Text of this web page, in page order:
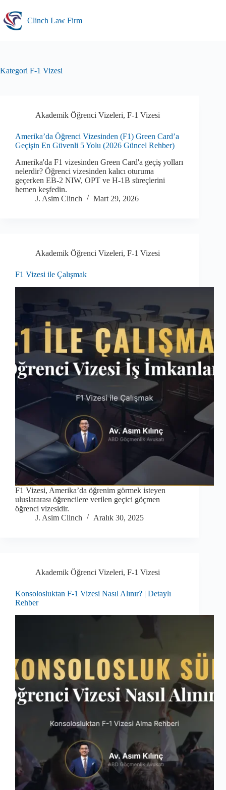
content
Clinch Law Firm
Kategori F-1 Vizesi
Akademik Öğrenci Vizeleri, F-1 Vizesi
Amerika’da Öğrenci Vizesinden (F1) Green Card’a
Geçişin En Güvenli 5 Yolu (2026 Güncel Rehber)
Amerika'da F1 vizesinden Green Card'a geçiş yolları
nelerdir? Öğrenci vizesinden kalıcı oturuma
geçerken EB-2 NIW, OPT ve H-1B süreçlerini
hemen keşfedin.
J. Asim Clinch
Mart 29, 2026
Akademik Öğrenci Vizeleri, F-1 Vizesi
F1 Vizesi ile Çalışmak
F1 Vizesi, Amerika’da öğrenim görmek isteyen
uluslararası öğrencilere verilen geçici göçmen
öğrenci vizesidir.
J. Asim Clinch
Aralık 30, 2025
Akademik Öğrenci Vizeleri, F-1 Vizesi
Konsolosluktan F-1 Vizesi Nasıl Alınır? | Detaylı
Rehber